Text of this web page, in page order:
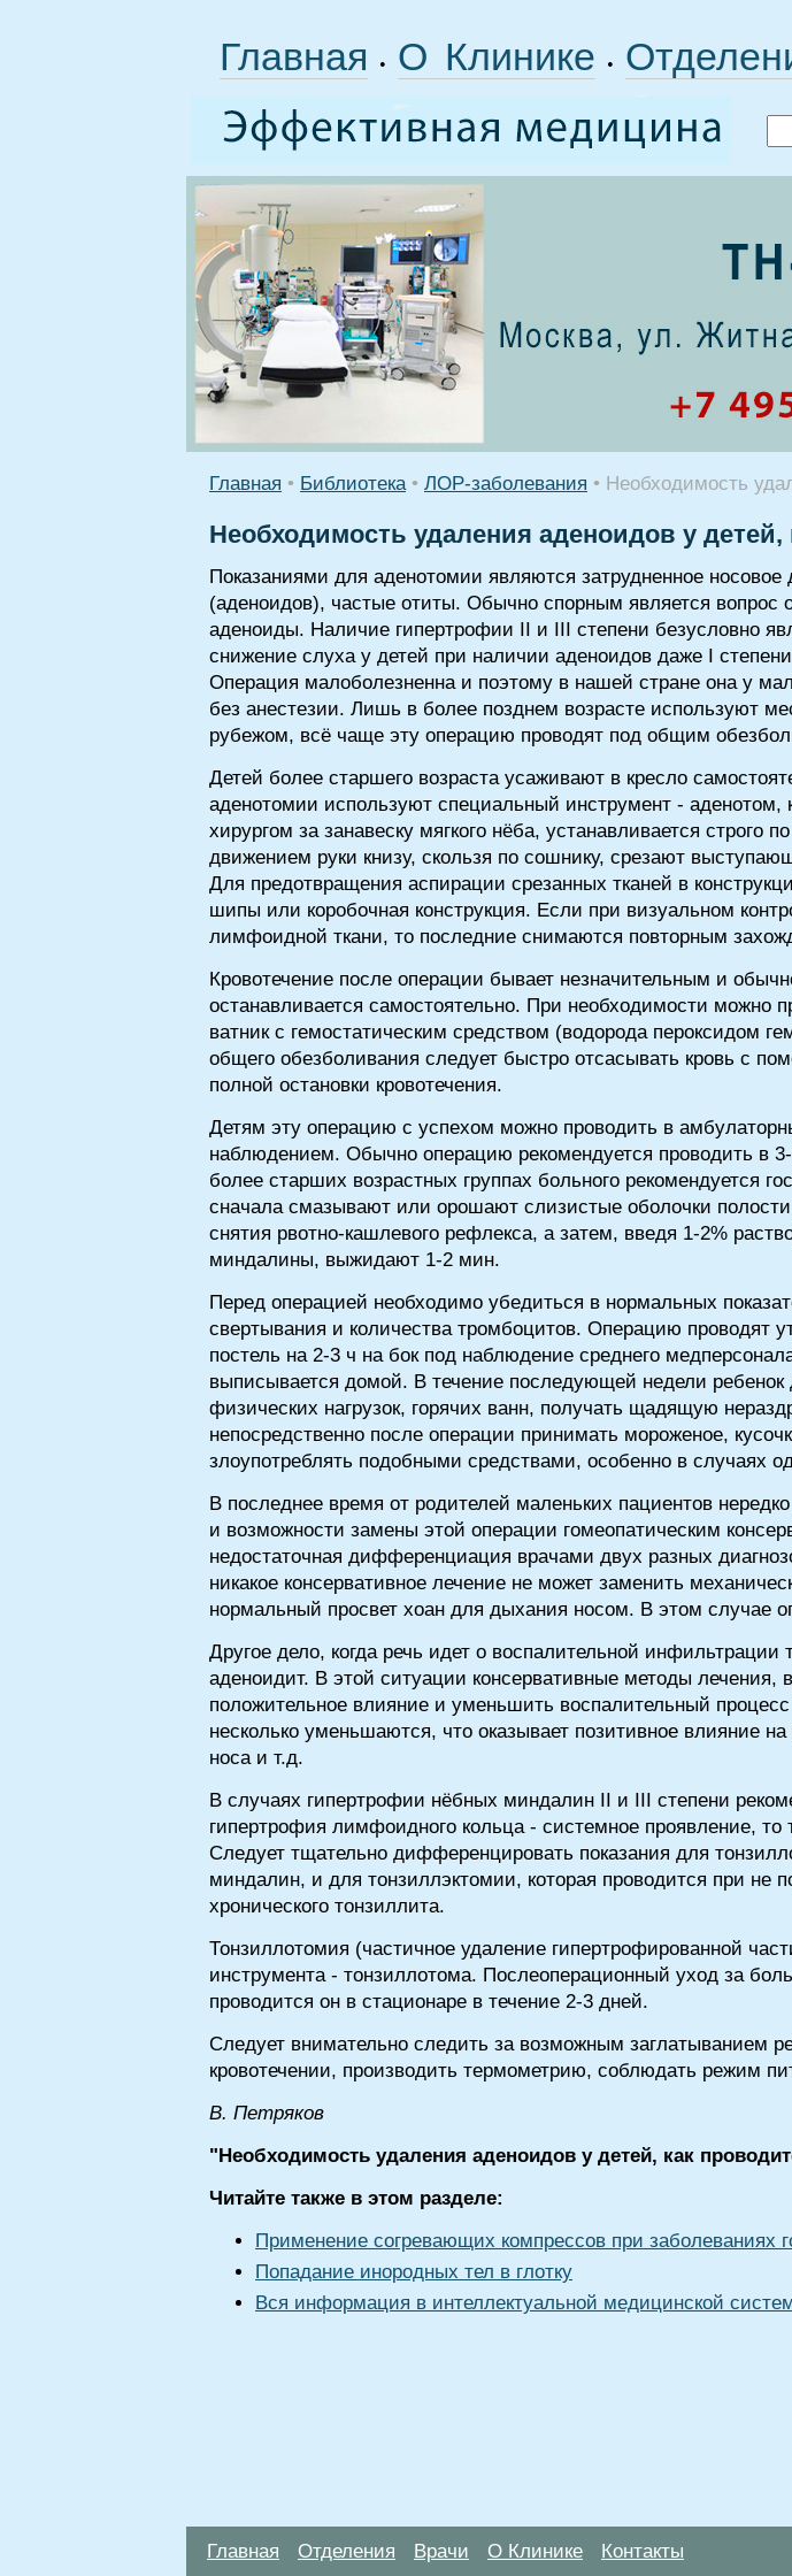
Главная • О Клинике •
Главная • Библиотека • ЛОР-заболевания • Необходимость
Необходимость удаления аденоидов у детей,
Показаниями для аденотомии являются затрудненное
(аденоидов), частые отиты. Обычно спорным является вопрос
аденоиды. Наличие гипертрофии II и III степени безусловно
снижение слуха у детей при наличии аденоидов даже I
Операция малоболезненна и поэтому в нашей стране она у
без анестезии. Лишь в более позднем возрасте используют
рубежом, всё чаще эту операцию проводят под общим
Детей более старшего возраста усаживают в кресло
аденотомии используют специальный инструмент -
хирургом за занавеску мягкого нёба, устанавливается
движением руки книзу, скользя по сошнику, срезают
Для предотвращения аспирации срезанных тканей в
шипы или коробочная конструкция. Если при визуальном
лимфоидной ткани, то последние снимаются повторным
Кровотечение после операции бывает незначительным и
останавливается самостоятельно. При необходимости можно
ватник с гемостатическим средством (водорода пероксидом
общего обезболивания следует быстро отсасывать кровь с
полной остановки кровотечения.
Детям эту операцию с успехом можно проводить в
наблюдением. Обычно операцию рекомендуется проводить в
более старших возрастных группах больного рекомендуется
сначала смазывают или орошают слизистые оболочки
снятия рвотно-кашлевого рефлекса, а затем, введя 1-2%
миндалины, выжидают 1-2 мин.
Перед операцией необходимо убедиться в нормальных
свертывания и количества тромбоцитов. Операцию проводят
постель на 2-3 ч на бок под наблюдение среднего
выписывается домой. В течение последующей недели
физических нагрузок, горячих ванн, получать щадящую
непосредственно после операции принимать мороженое,
злоупотреблять подобными средствами, особенно в случаях
В последнее время от родителей маленьких пациентов
и возможности замены этой операции гомеопатическим
недостаточная дифференциация врачами двух разных
никакое консервативное лечение не может заменить
нормальный просвет хоан для дыхания носом. В этом случае
Другое дело, когда речь идет о воспалительной
аденоидит. В этой ситуации консервативные методы лечения,
положительное влияние и уменьшить воспалительный
несколько уменьшаются, что оказывает позитивное влияние
носа и т.д.
В случаях гипертрофии нёбных миндалин II и III степени
гипертрофия лимфоидного кольца - системное проявление,
Следует тщательно дифференцировать показания для
миндалин, и для тонзиллэктомии, которая проводится при
хронического тонзиллита.
Тонзиллотомия (частичное удаление гипертрофированной
инструмента - тонзиллотома. Послеоперационный уход за
проводится он в стационаре в течение 2-3 дней.
Следует внимательно следить за возможным заглатыванием
кровотечении, производить термометрию, соблюдать режим
В. Петряков
"Необходимость удаления аденоидов у детей, как
Читайте также в этом разделе:
Применение согревающих компрессов при заболеваниях
Попадание инородных тел в глотку
Вся информация в интеллектуальной медицинской
Главная Отделения Врачи О Клинике Контакты